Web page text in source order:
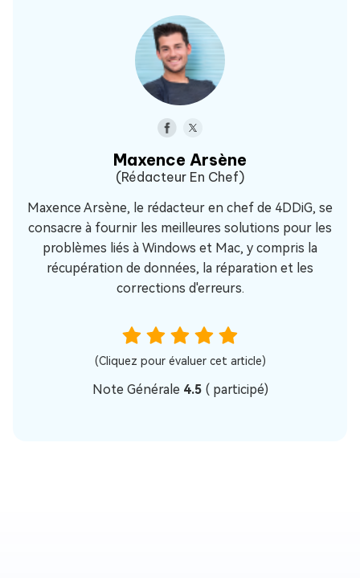
Maxence Arsène
(Rédacteur En Chef)
Maxence Arsène, le rédacteur en chef de 4DDiG, se
consacre à fournir les meilleures solutions pour les
problèmes liés à Windows et Mac, y compris la
récupération de données, la réparation et les
corrections d'erreurs.
(Cliquez pour évaluer cet article)
Note Générale 4.5 (participé)